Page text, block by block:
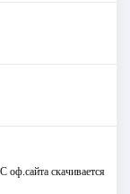
оф.сайта скачивается